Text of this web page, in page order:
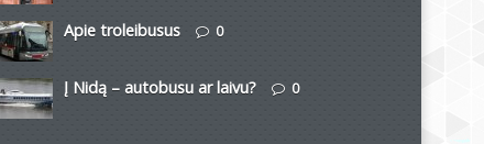
Apie troleibusus 0
Į Nidą – autobusu ar laivu? 0